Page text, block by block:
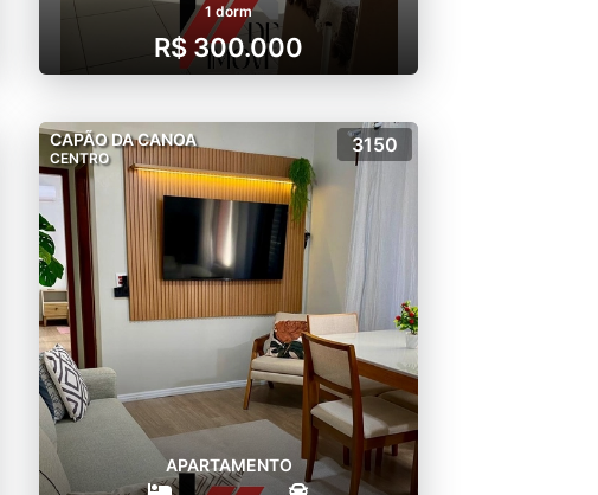
1 dorm
R$ 300.000
CAPÃO DA CANOA
CENTRO
3150
APARTAMENTO